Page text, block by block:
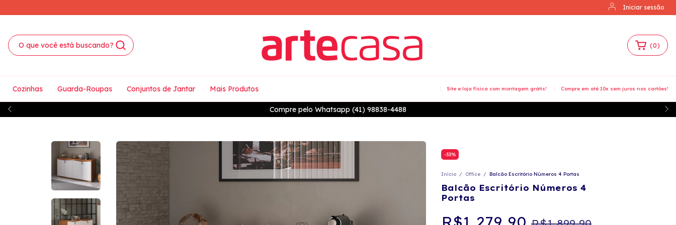
Iniciar sessão
7% OFF à vista no PIX
(0)
Cozinhas Guarda-Roupas Conjuntos de Jantar Mais Produtos Site e loja física com montagem grátis! Compre em até 10x sem juros nos cartões!
-33%
Início / Office / Balcão Escritório Números 4 Portas
Balcão Escritório Números 4
Portas